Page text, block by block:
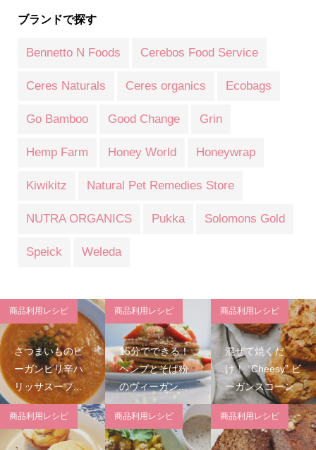
ブランドで探す
Bennetto N Foods Cerebos Food Service
Ceres Naturals Ceres organics Ecobags
Go Bamboo Good Change Grin
Hemp Farm Honey World Honeywrap
Kiwikitz Natural Pet Remedies Store
NUTRA ORGANICS Pukka Solomons Gold
Speick Weleda
さつまいものビ
ーガンピリ辛ハ
リッサスープ...
商品利用レシピ
15分でできる！
ヘンプとそば粉
のヴィーガン...
商品利用レシピ
混ぜて焼くだ
け！ “Cheesy” ビ
ーガンスコーン
商品利用レシピ
商品利用レシピ 商品利用レシピ 商品利用レシピ